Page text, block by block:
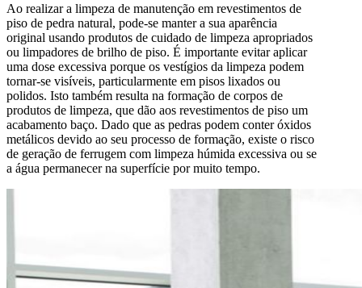
Ao realizar a limpeza de manutenção em revestimentos de
piso de pedra natural, pode-se manter a sua aparência
original usando produtos de cuidado de limpeza apropriados
ou limpadores de brilho de piso. É importante evitar aplicar
uma dose excessiva porque os vestígios da limpeza podem
tornar-se visíveis, particularmente em pisos lixados ou
polidos. Isto também resulta na formação de corpos de
produtos de limpeza, que dão aos revestimentos de piso um
acabamento baço. Dado que as pedras podem conter óxidos
metálicos devido ao seu processo de formação, existe o risco
de geração de ferrugem com limpeza húmida excessiva ou se
a água permanecer na superfície por muito tempo.